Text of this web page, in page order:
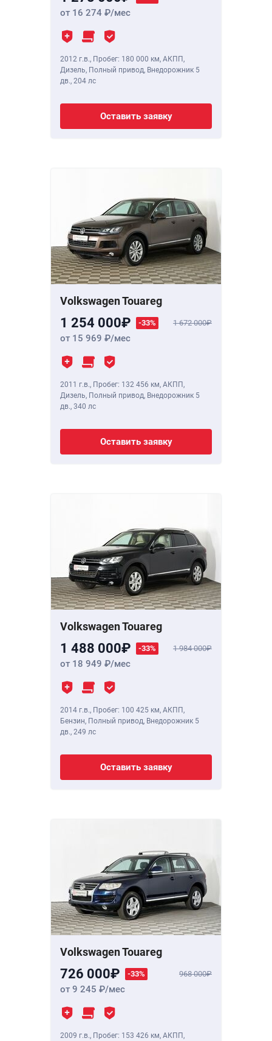
от 16 274 /мес
2012 г.в., Пробег: 180 000 км, АКПП,
Дизель, Полный привод, Внедорожник 5
дв., 204 лс
Оставить заявку
Volkswagen Touareg
1 254 000 -33% 1 672 000
от 15 969 /мес
2011 г.в., Пробег: 132 456 км, АКПП,
Дизель, Полный привод, Внедорожник 5
дв., 340 лс
Оставить заявку
Volkswagen Touareg
1 488 000 -33% 1 984 000
от 18 949 /мес
2014 г.в., Пробег: 100 425 км, АКПП,
Бензин, Полный привод, Внедорожник 5
дв., 249 лс
Оставить заявку
Volkswagen Touareg
726 000 -33% 968 000
от 9 245 /мес
2009 г.в., Пробег: 153 426 км, АКПП,